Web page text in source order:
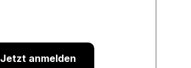
Jetzt anmelden